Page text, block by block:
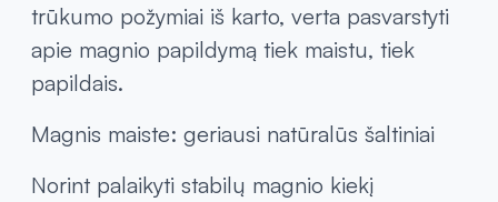
trūkumo požymiai iš karto, verta pasvarstyti
apie magnio papildymą tiek maistu, tiek
papildais.
Magnis maiste: geriausi natūralūs šaltiniai
Norint palaikyti stabilų magnio kiekį